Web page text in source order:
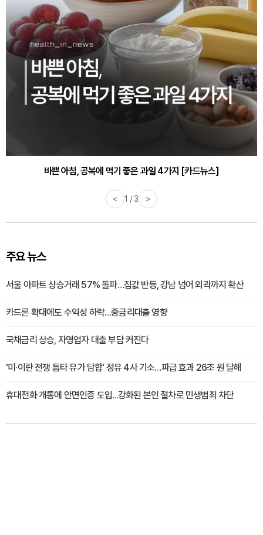
바쁜 아침, 공복에 먹기 좋은 과일 4가지 [카드뉴스]
< 1 / 3 >
주요 뉴스
서울 아파트 상승거래 57% 돌파…집값 반등, 강남 넘어 외곽까지 확산
카드론 확대에도 수익성 하락…중금리대출 영향
국채금리 상승, 자영업자 대출 부담 커진다
'미·이란 전쟁 틈타 유가 담합' 정유 4사 기소…파급 효과 26조 원 달해
휴대전화 개통에 안면인증 도입...강화된 본인 절차로 민생범죄 차단